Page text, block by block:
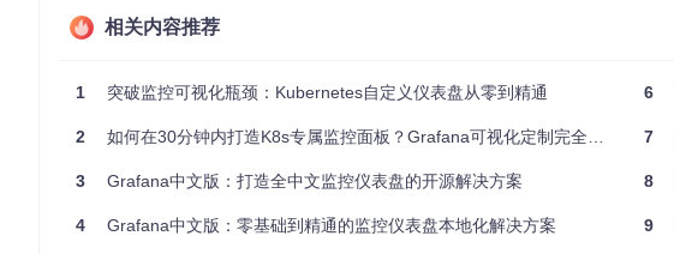
核心优势
：完全掌控代码逻辑
操作复杂度：★★★★☆
实施指南：零基础部署的3个关键步骤
步骤1：环境准备与依赖检查
相关内容推荐
1 突破监控可视化瓶颈：Kubernetes自定义仪表盘从零到精通
2 如何在30分钟内打造K8s专属监控面板？Grafana可视化定制完全指南
3 Grafana中文版：打造全中文监控仪表盘的开源解决方案
4 Grafana中文版：零基础到精通的监控仪表盘本地化解决方案
6
7
8
9